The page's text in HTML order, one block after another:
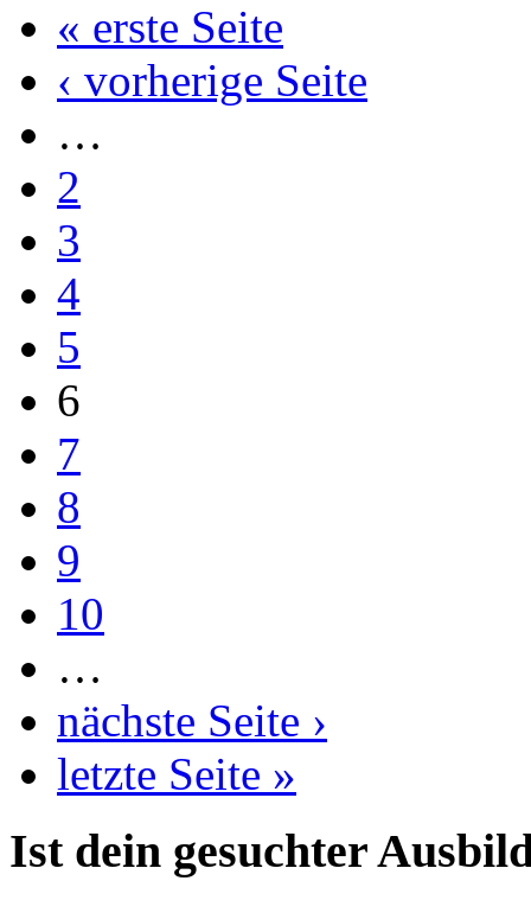
« erste Seite
‹ vorherige Seite
…
2
3
4
5
6
7
8
9
10
…
nächste Seite ›
letzte Seite »
Ist dein gesuchter